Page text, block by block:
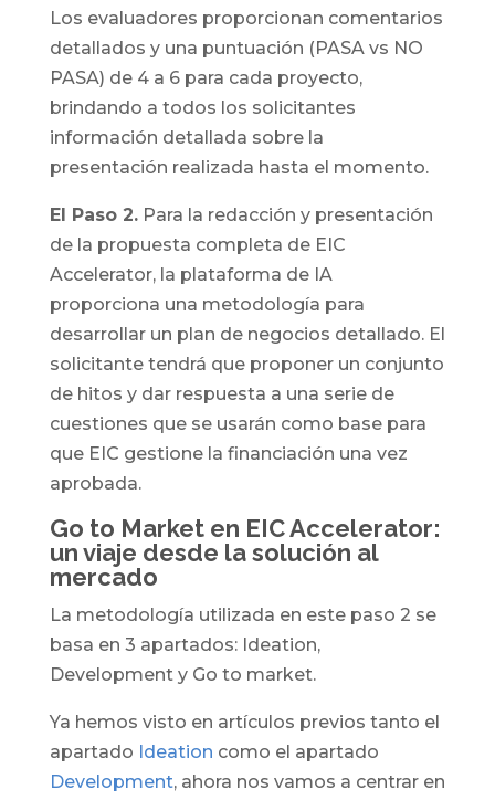
Los evaluadores proporcionan comentarios
detallados y una puntuación (PASA vs NO
PASA) de 4 a 6 para cada proyecto,
brindando a todos los solicitantes
información detallada sobre la
presentación realizada hasta el momento.
El Paso 2.Para la redacción y presentación
de la propuesta completa de EIC
Accelerator, la plataforma de IA
proporciona una metodología para
desarrollar un plan de negocios detallado. El
solicitante tendrá que proponer un conjunto
de hitos y dar respuesta a una serie de
cuestiones que se usarán como base para
que EIC gestione la financiación una vez
aprobada.
Go to Market en EIC Accelerator:
un viaje desde la solución al
mercado
La metodología utilizada en este paso 2 se
basa en 3 apartados: Ideation,
Development y Go to market.
Ya hemos visto en artículos previos tanto el
apartado Ideation como el apartado
Development, ahora nos vamos a centrar en